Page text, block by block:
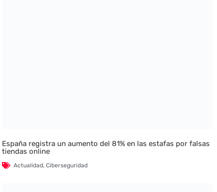
España registra un aumento del 81% en las estafas por falsas
tiendas online
Actualidad,Ciberseguridad